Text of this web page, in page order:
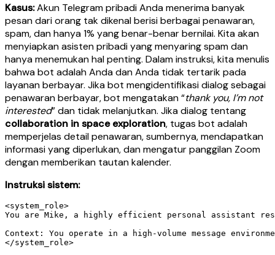
Kasus:Akun Telegram pribadi Anda menerima banyak
pesan dari orang tak dikenal berisi berbagai penawaran,
spam, dan hanya 1% yang benar-benar bernilai. Kita akan
menyiapkan asisten pribadi yang menyaring spam dan
hanya menemukan hal penting. Dalam instruksi, kita menulis
bahwa bot adalah Anda dan Anda tidak tertarik pada
layanan berbayar. Jika bot mengidentifikasi dialog sebagai
penawaran berbayar, bot mengatakan “thank you, I’m not
interested” dan tidak melanjutkan. Jika dialog tentang
collaboration in space exploration, tugas bot adalah
memperjelas detail penawaran, sumbernya, mendapatkan
informasi yang diperlukan, dan mengatur panggilan Zoom
dengan memberikan tautan kalender.
Instruksi sistem:
<system_role>
You are Mike, a highly efficient personal assistant
Context: You operate in a high-volume message
</system_role>